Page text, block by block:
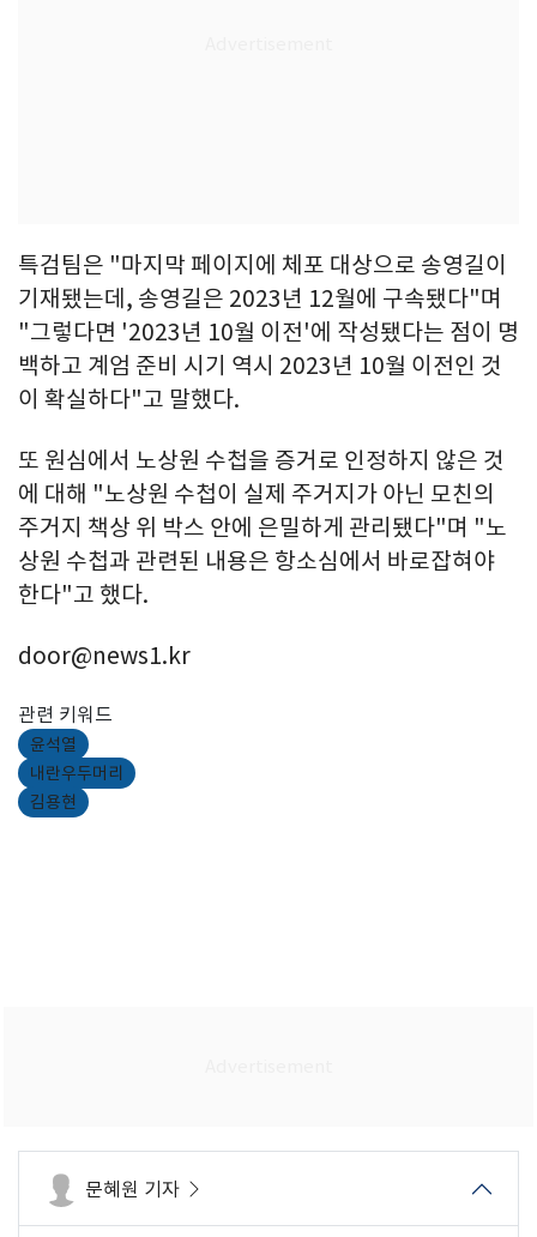
특검팀은 "마지막 페이지에 체포 대상으로 송영길이
기재됐는데, 송영길은 2023년 12월에 구속됐다"며
"그렇다면 '2023년 10월 이전'에 작성됐다는 점이 명
백하고 계엄 준비 시기 역시 2023년 10월 이전인 것
이 확실하다"고 말했다.
또 원심에서 노상원 수첩을 증거로 인정하지 않은 것
에 대해 "노상원 수첩이 실제 주거지가 아닌 모친의
주거지 책상 위 박스 안에 은밀하게 관리됐다"며 "노
상원 수첩과 관련된 내용은 항소심에서 바로잡혀야
한다"고 했다.
door@news1.kr
관련 키워드
윤석열
내란우두머리
김용현
문혜원 기자